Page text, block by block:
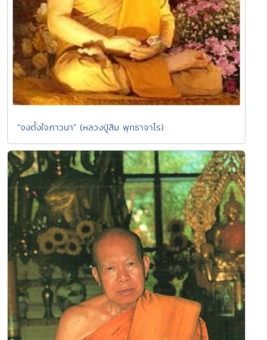
"จงตั้งใจภาวนา" (หลวงปู่สิม พุทฺธาจาโร)